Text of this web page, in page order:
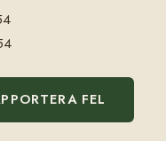
FEL